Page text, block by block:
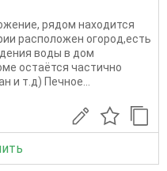
рядом находится
расположен огород,есть
воды в дом
остаётся частично
и т.д) Печное...